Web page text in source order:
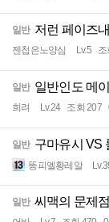
일반 저런 페이즈
젠첩은노양심 Lv.5 조
일반 일반인도 메
희려 Lv.24 조회 207
일반 구마유시 VS
똥피엘황레알
일반 씨맥의 문제점